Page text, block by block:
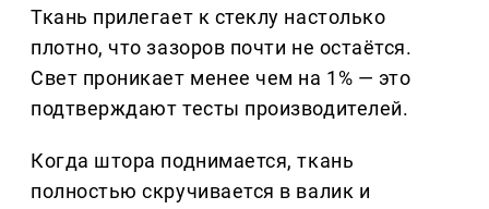
Ткань прилегает к стеклу настолько
плотно, что зазоров почти не остаётся.
Свет проникает менее чем на 1% — это
подтверждают тесты производителей.
Когда штора поднимается, ткань
полностью скручивается в валик и